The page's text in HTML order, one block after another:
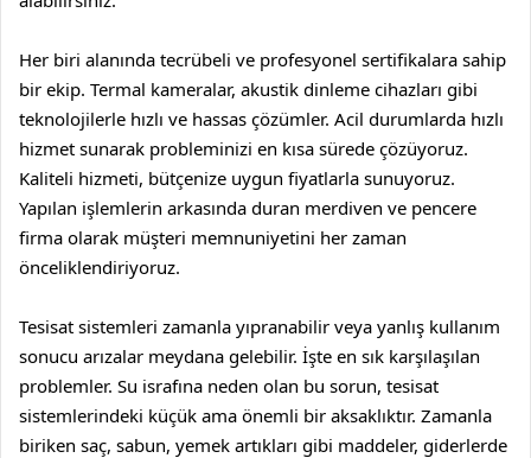
Her biri alanında tecrübeli ve profesyonel sertifikalara sahip
bir ekip. Termal kameralar, akustik dinleme cihazları gibi
teknolojilerle hızlı ve hassas çözümler. Acil durumlarda hızlı
hizmet sunarak probleminizi en kısa sürede çözüyoruz.
Kaliteli hizmeti, bütçenize uygun fiyatlarla sunuyoruz.
Yapılan işlemlerin arkasında duran merdiven ve pencere
firma olarak müşteri memnuniyetini her zaman
önceliklendiriyoruz.
Tesisat sistemleri zamanla yıpranabilir veya yanlış kullanım
sonucu arızalar meydana gelebilir. İşte en sık karşılaşılan
problemler. Su israfına neden olan bu sorun, tesisat
sistemlerindeki küçük ama önemli bir aksaklıktır. Zamanla
biriken saç, sabun, yemek artıkları gibi maddeler, giderlerde